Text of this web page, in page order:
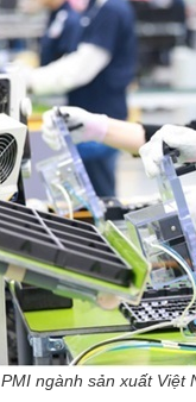
PMI ngành sản xuất Việt